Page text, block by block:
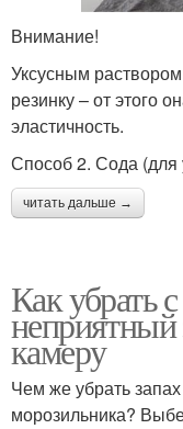
Внимание!
Уксусным
резинку – от этого
эластичность.
Способ 2. Сода (для
читать дальше →
Как убрать
камеру
Чем же убрать
морозильника?